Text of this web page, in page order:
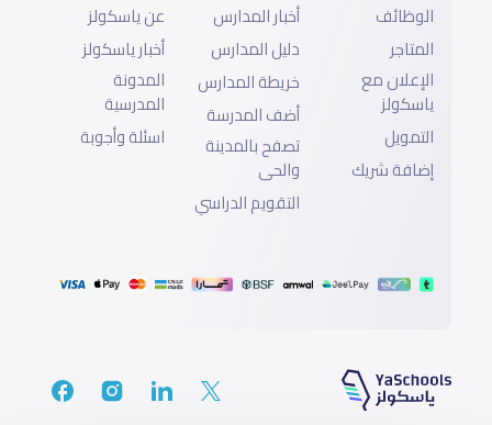
الوظائف
المتاجر
الإعلان مع
ياسكولز
التمويل
إضافة شريك
أخبار المدارس
دليل المدارس
خريطة المدارس
أضف المدرسة
تصفح بالمدينة
والحى
التقويم الدراسي
عن ياسكولز
أخبار ياسكولز
المدونة
المدرسية
اسئلة وأجوبة